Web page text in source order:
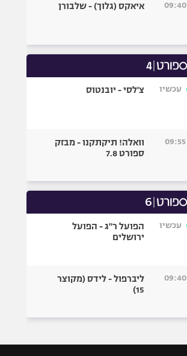
09:40 איאקס (גלוך) - שלבורן
עכשיו צ'לסי - יובנטוס
09:55
וואלה! תיקתקנו - מבזק
ספורט 7.8
עכשיו
הפועל ר"ג - הפועל
ירושלים
09:40
ליברפול - לידס (מקוצר
15)